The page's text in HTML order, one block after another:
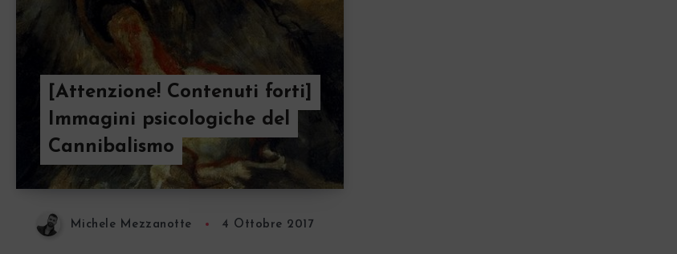
[Attenzione! Contenuti forti]
Immagini psicologiche del
Cannibalismo
Michele Mezzanotte 4 Ottobre 2017